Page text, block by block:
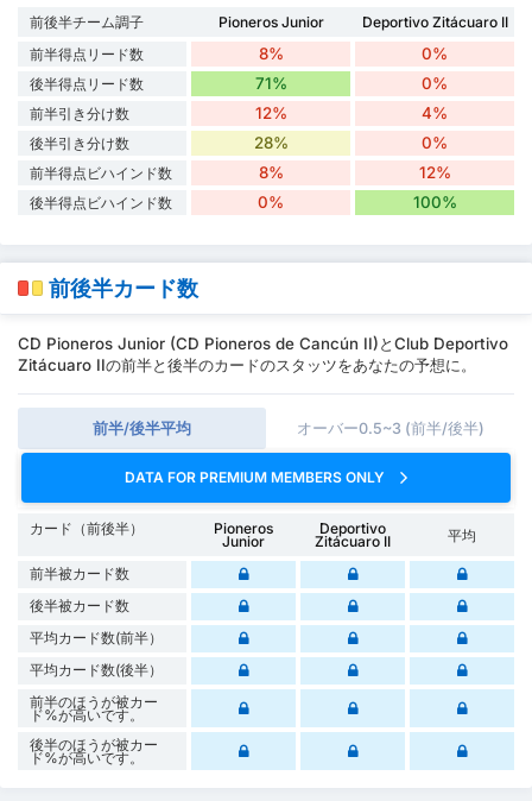
前後半チーム調子 Pioneros Junior
Deportivo Zitácuaro II
前半得点リード数
8% 0%
後半得点リード数 71% 0%
前半引き分け数 12% 4%
後半引き分け数 28% 0%
前半得点ビハインド数 8% 12%
後半得点ビハインド数 0% 100%
前後半カード数
CD Pioneros Junior (CD Pioneros de Cancún II)とClub Deportivo
Zitácuaro IIの前半と後半のカードのスタッツをあなたの予想に。
前半/後半平均 オーバー0.5~3 (前半/後半)
DATA FOR PREMIUM MEMBERS ONLY
カード（前後半） Pioneros
Junior
Deportivo
Zitácuaro II 平均
前半被カード数
後半被カード数
平均カード数(前半）
平均カード数(後半）
前半のほうが被カー
ド%が高いです。
後半のほうが被カー
ド%が高いです。